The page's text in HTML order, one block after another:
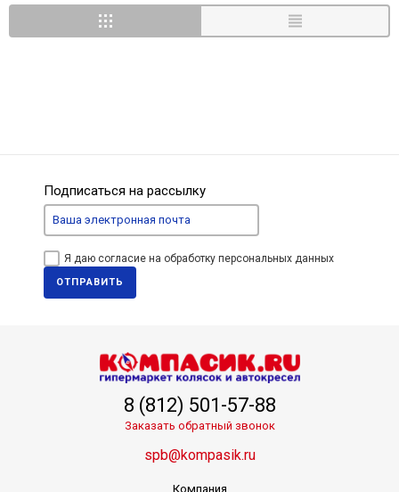
Подписаться на рассылку
Я даю согласие на обработку персональных данных
ОТПРАВИТЬ
8 (812) 501-57-88
Заказать обратный звонок
spb@kompasik.ru
Компания